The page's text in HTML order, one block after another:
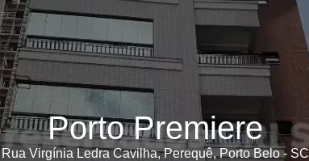
Porto Premiere
Rua Virgínia Ledra Cavilha, Perequê, Porto Belo - SC